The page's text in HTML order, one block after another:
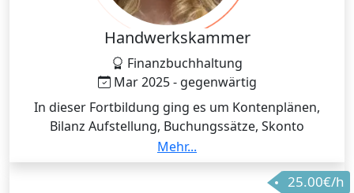
Handwerkskammer
Finanzbuchhaltung
Mar 2025 - gegenwärtig
In dieser Fortbildung ging es um Kontenplänen,
Bilanz Aufstellung, Buchungssätze, Skonto
Buchungen, Rabatt Buchungen, Vor-/ Umsatzsteuer
Buchungen, Gewinn- und Verlust Aufstellung sowie
Mehr...
25.00€/h